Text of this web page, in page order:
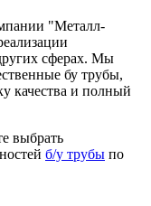
"Металл-
сферах. Мы
бу трубы,
качества и полный
выбрать
б/у трубы по